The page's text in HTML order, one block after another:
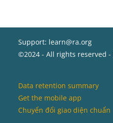
Support: learn@ra.org
©2024 - All rights reserved -
Data retention summary
Get the mobile app
Chuyển đổi giao diện chuẩn